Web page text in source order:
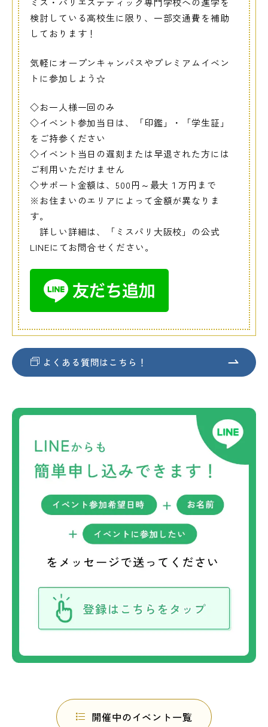
検討している高校生に限り、一部交通費を補助
しております！
気軽にオープンキャンパスやプレミアムイベン
トに参加しよう☆
◇お一人様一回のみ
◇イベント参加当日は、「印鑑」・「学生証」
をご持参ください
◇イベント当日の遅刻または早退された方には
ご利用いただけません
◇サポート金額は、500円～最大１万円まで
※お住まいのエリアによって金額が異なりま
す。
詳しい詳細は、「ミスパリ大阪校」の公式
LINEにてお問合せください。
よくある質問はこちら！
開催中のイベント一覧